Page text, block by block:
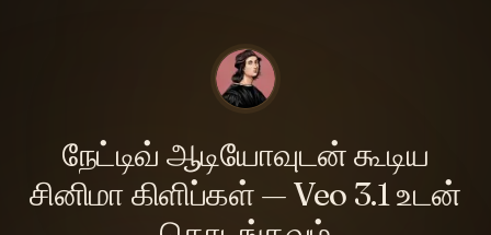
நேட்டிவ் ஆடியோவுடன் கூடிய
சினிமா கிளிப்கள் — Veo 3.1 உடன்